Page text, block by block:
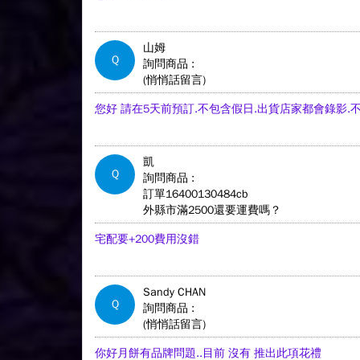
Q
山姆
詢問商品 :
(悄悄話留言)
您好 請在5天前預訂.不包含假日.出貨店家都會錄影.
Q
凱
詢問商品 :
訂單16400130484cb
外縣市滿2500還要運費嗎？
宅配要+200費用沒錯
Q
Sandy CHAN
詢問商品 :
(悄悄話留言)
你好月餅有品牌問題..目前 沒有 推出此項花禮